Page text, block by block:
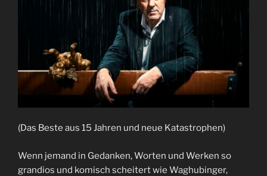
(Das Beste aus 15 Jahren und neue Katastrophen)
Wenn jemand in Gedanken, Worten und Werken so
grandios und komisch scheitert wie Waghubinger,